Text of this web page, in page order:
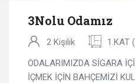
3Nolu Odamız
2 Kişilik
1.KAT
ODALARIMIZDA SİGARA
İÇMEK İÇİN BAHÇEMİZİ